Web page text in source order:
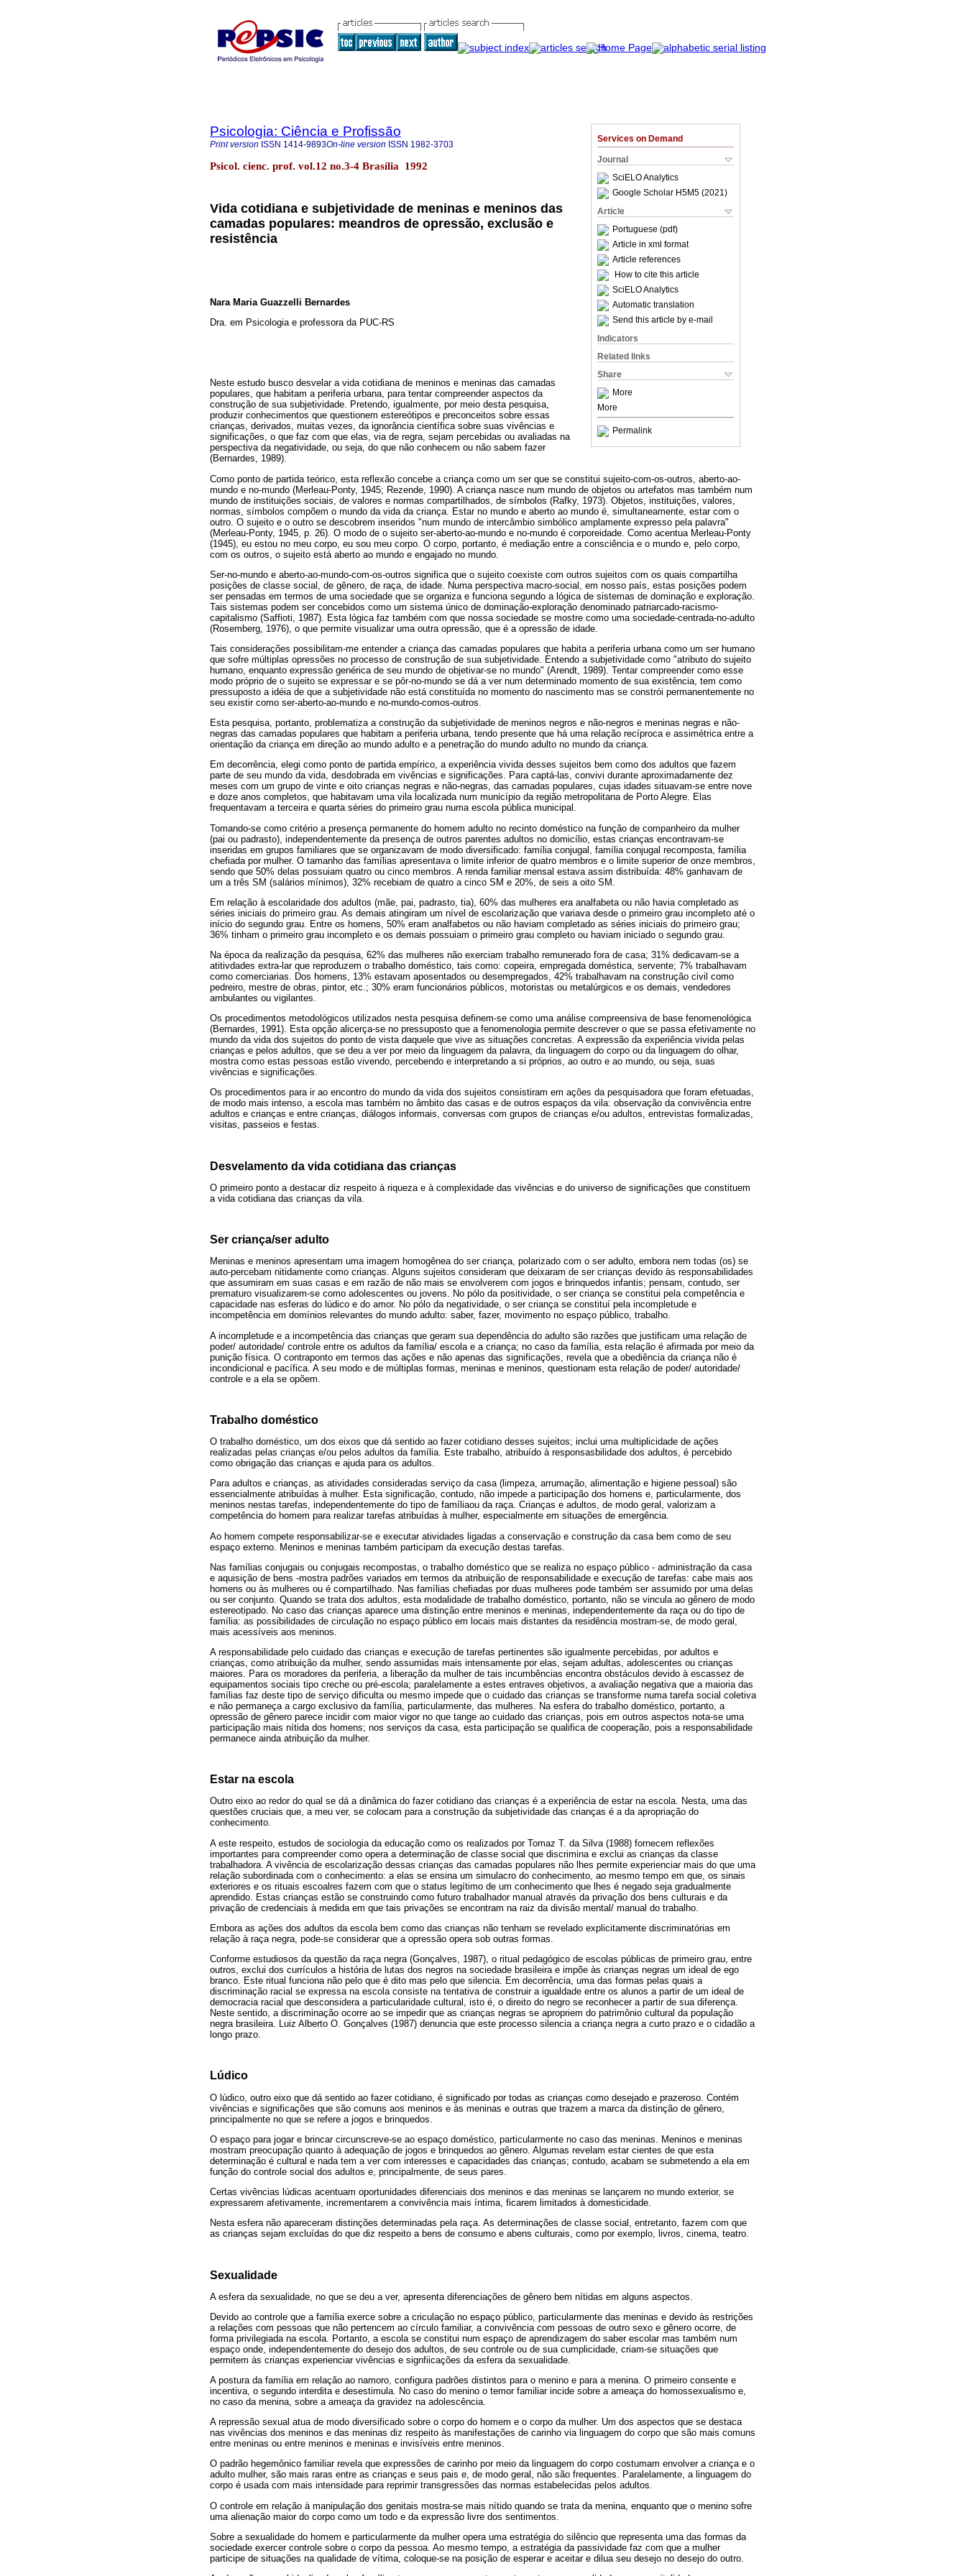
Services on Demand
Journal
SciELO Analytics
Google Scholar H5M5 (2021)
Article
Portuguese (pdf)
Article in xml format
Article references
How to cite this article
SciELO Analytics
Automatic translation
Send this article by e-mail
Indicators
Related links
Share
More
More
Permalink
Psicologia: Ciência e Profissão
Print version ISSN 1414-9893On-line version ISSN 1982-3703
Psicol. cienc. prof. vol.12 no.3-4 Brasília 1992
Vida cotidiana e subjetividade de meninas e meninos das
camadas populares: meandros de opressão, exclusão e
resistência
Nara Maria Guazzelli Bernardes
Dra. em Psicologia e professora da PUC-RS
Neste estudo busco desvelar a vida cotidiana de meninos e meninas das camadas
populares, que habitam a periferia urbana, para tentar compreender aspectos da
construção de sua subjetividade. Pretendo, igualmente, por meio desta pesquisa,
produzir conhecimentos que questionem estereótipos e preconceitos sobre essas
crianças, derivados, muitas vezes, da ignorância científica sobre suas vivências e
significações, o que faz com que elas, via de regra, sejam percebidas ou avaliadas na
perspectiva da negatividade, ou seja, do que não conhecem ou não sabem fazer
(Bernardes, 1989).
Como ponto de partida teórico, esta reflexão concebe a criança como um ser que se constitui sujeito-com-os-outros, aberto-ao-
mundo e no-mundo (Merleau-Ponty, 1945; Rezende, 1990). A criança nasce num mundo de objetos ou artefatos mas também num
mundo de instituições sociais, de valores e normas compartilhados, de símbolos (Rafky, 1973). Objetos, instituições, valores,
normas, símbolos compõem o mundo da vida da criança. Estar no mundo e aberto ao mundo é, simultaneamente, estar com o
outro. O sujeito e o outro se descobrem inseridos "num mundo de intercâmbio simbólico amplamente expresso pela palavra"
(Merleau-Ponty, 1945, p. 26). O modo de o sujeito ser-aberto-ao-mundo e no-mundo é corporeidade. Como acentua Merleau-Ponty
(1945), eu estou no meu corpo, eu sou meu corpo. O corpo, portanto, é mediação entre a consciência e o mundo e, pelo corpo,
com os outros, o sujeito está aberto ao mundo e engajado no mundo.
Ser-no-mundo e aberto-ao-mundo-com-os-outros significa que o sujeito coexiste com outros sujeitos com os quais compartilha
posições de classe social, de gênero, de raça, de idade. Numa perspectiva macro-social, em nosso país, estas posições podem
ser pensadas em termos de uma sociedade que se organiza e funciona segundo a lógica de sistemas de dominação e exploração.
Tais sistemas podem ser concebidos como um sistema único de dominação-exploração denominado patriarcado-racismo-
capitalismo (Saffioti, 1987). Esta lógica faz também com que nossa sociedade se mostre como uma sociedade-centrada-no-adulto
(Rosemberg, 1976), o que permite visualizar uma outra opressão, que é a opressão de idade.
Tais considerações possibilitam-me entender a criança das camadas populares que habita a periferia urbana como um ser humano
que sofre múltiplas opressões no processo de construção de sua subjetividade. Entendo a subjetividade como "atributo do sujeito
humano, enquanto expressão genérica de seu mundo de objetivar-se no mundo" (Arendt, 1989). Tentar compreender como esse
modo próprio de o sujeito se expressar e se pôr-no-mundo se dá a ver num determinado momento de sua existência, tem como
pressuposto a idéia de que a subjetividade não está constituída no momento do nascimento mas se constrói permanentemente no
seu existir como ser-aberto-ao-mundo e no-mundo-comos-outros.
Esta pesquisa, portanto, problematiza a construção da subjetividade de meninos negros e não-negros e meninas negras e não-
negras das camadas populares que habitam a periferia urbana, tendo presente que há uma relação recíproca e assimétrica entre a
orientação da criança em direção ao mundo adulto e a penetração do mundo adulto no mundo da criança.
Em decorrência, elegi como ponto de partida empírico, a experiência vivida desses sujeitos bem como dos adultos que fazem
parte de seu mundo da vida, desdobrada em vivências e significações. Para captá-las, convivi durante aproximadamente dez
meses com um grupo de vinte e oito crianças negras e não-negras, das camadas populares, cujas idades situavam-se entre nove
e doze anos completos, que habitavam uma vila localizada num município da região metropolitana de Porto Alegre. Elas
frequentavam a terceira e quarta séries do primeiro grau numa escola pública municipal.
Tomando-se como critério a presença permanente do homem adulto no recinto doméstico na função de companheiro da mulher
(pai ou padrasto), independentemente da presença de outros parentes adultos no domicílio, estas crianças encontravam-se
inseridas em grupos familiares que se organizavam de modo diversificado: família conjugal, família conjugal recomposta, família
chefiada por mulher. O tamanho das famílias apresentava o limite inferior de quatro membros e o limite superior de onze membros,
sendo que 50% delas possuiam quatro ou cinco membros. A renda familiar mensal estava assim distribuída: 48% ganhavam de
um a três SM (salários mínimos), 32% recebiam de quatro a cinco SM e 20%, de seis a oito SM.
Em relação à escolaridade dos adultos (mãe, pai, padrasto, tia), 60% das mulheres era analfabeta ou não havia completado as
séries iniciais do primeiro grau. As demais atingiram um nível de escolarização que variava desde o primeiro grau incompleto até o
início do segundo grau. Entre os homens, 50% eram analfabetos ou não haviam completado as séries iniciais do primeiro grau;
36% tinham o primeiro grau incompleto e os demais possuiam o primeiro grau completo ou haviam iniciado o segundo grau.
Na época da realização da pesquisa, 62% das mulheres não exerciam trabalho remunerado fora de casa; 31% dedicavam-se a
atitivdades extra-lar que reproduzem o trabalho doméstico, tais como: copeira, empregada doméstica, servente; 7% trabalhavam
como comerciarias. Dos homens, 13% estavam aposentados ou desempregados, 42% trabalhavam na construção civil como
pedreiro, mestre de obras, pintor, etc.; 30% eram funcionários públicos, motoristas ou metalúrgicos e os demais, vendedores
ambulantes ou vigilantes.
Os procedimentos metodológicos utilizados nesta pesquisa definem-se como uma análise compreensiva de base fenomenológica
(Bernardes, 1991). Esta opção alicerça-se no pressuposto que a fenomenologia permite descrever o que se passa efetivamente no
mundo da vida dos sujeitos do ponto de vista daquele que vive as situações concretas. A expressão da experiência vivida pelas
crianças e pelos adultos, que se deu a ver por meio da linguagem da palavra, da linguagem do corpo ou da linguagem do olhar,
mostra como estas pessoas estão vivendo, percebendo e interpretando a si próprios, ao outro e ao mundo, ou seja, suas
vivências e significações.
Os procedimentos para ir ao encontro do mundo da vida dos sujeitos consistiram em ações da pesquisadora que foram efetuadas,
de modo mais intenso, a escola mas também no âmbito das casas e de outros espaços da vila: observação da convivência entre
adultos e crianças e entre crianças, diálogos informais, conversas com grupos de crianças e/ou adultos, entrevistas formalizadas,
visitas, passeios e festas.
Desvelamento da vida cotidiana das crianças
O primeiro ponto a destacar diz respeito à riqueza e à complexidade das vivências e do universo de significações que constituem
a vida cotidiana das crianças da vila.
Ser criança/ser adulto
Meninas e meninos apresentam uma imagem homogênea do ser criança, polarizado com o ser adulto, embora nem todas (os) se
auto-percebam nitidamente como crianças. Alguns sujeitos consideram que deixaram de ser crianças devido às responsabilidades
que assumiram em suas casas e em razão de não mais se envolverem com jogos e brinquedos infantis; pensam, contudo, ser
prematuro visualizarem-se como adolescentes ou jovens. No pólo da positividade, o ser criança se constitui pela competência e
capacidade nas esferas do lúdico e do amor. No pólo da negatividade, o ser criança se constituí pela incompletude e
incompetência em domínios relevantes do mundo adulto: saber, fazer, movimento no espaço público, trabalho.
A incompletude e a incompetência das crianças que geram sua dependência do adulto são razões que justificam uma relação de
poder/ autoridade/ controle entre os adultos da família/ escola e a criança; no caso da família, esta relação é afirmada por meio da
punição física. O contraponto em termos das ações e não apenas das significações, revela que a obediência da criança não é
incondicional e pacífica. A seu modo e de múltiplas formas, meninas e meninos, questionam esta relação de poder/ autoridade/
controle e a ela se opõem.
Trabalho doméstico
O trabalho doméstico, um dos eixos que dá sentido ao fazer cotidiano desses sujeitos; inclui uma multiplicidade de ações
realizadas pelas crianças e/ou pelos adultos da família. Este trabalho, atribuído à responsasbilidade dos adultos, é percebido
como obrigação das crianças e ajuda para os adultos.
Para adultos e crianças, as atividades consideradas serviço da casa (limpeza, arrumação, alimentação e higiene pessoal) são
essencialmente atribuídas à mulher. Esta significação, contudo, não impede a participação dos homens e, particularmente, dos
meninos nestas tarefas, independentemente do tipo de famíliaou da raça. Crianças e adultos, de modo geral, valorizam a
competência do homem para realizar tarefas atribuídas à mulher, especialmente em situações de emergência.
Ao homem compete responsabilizar-se e executar atividades ligadas a conservação e construção da casa bem como de seu
espaço externo. Meninos e meninas também participam da execução destas tarefas.
Nas famílias conjugais ou conjugais recompostas, o trabalho doméstico que se realiza no espaço público - administração da casa
e aquisição de bens -mostra padrões variados em termos da atribuição de responsabilidade e execução de tarefas: cabe mais aos
homens ou às mulheres ou é compartilhado. Nas famílias chefiadas por duas mulheres pode também ser assumido por uma delas
ou ser conjunto. Quando se trata dos adultos, esta modalidade de trabalho doméstico, portanto, não se vincula ao gênero de modo
estereotipado. No caso das crianças aparece uma distinção entre meninos e meninas, independentemente da raça ou do tipo de
família: as possibilidades de circulação no espaço público em locais mais distantes da residência mostram-se, de modo geral,
mais acessíveis aos meninos.
A responsabilidade pelo cuidado das crianças e execução de tarefas pertinentes são igualmente percebidas, por adultos e
crianças, como atribuição da mulher, sendo assumidas mais intensamente por elas, sejam adultas, adolescentes ou crianças
maiores. Para os moradores da periferia, a liberação da mulher de tais incumbências encontra obstáculos devido à escassez de
equipamentos sociais tipo creche ou pré-escola; paralelamente a estes entraves objetivos, a avaliação negativa que a maioria das
famílias faz deste tipo de serviço dificulta ou mesmo impede que o cuidado das crianças se transforme numa tarefa social coletiva
e não permaneça a cargo exclusivo da família, particularmente, das mulheres. Na esfera do trabalho doméstico, portanto, a
opressão de gênero parece incidir com maior vigor no que tange ao cuidado das crianças, pois em outros aspectos nota-se uma
participação mais nítida dos homens; nos serviços da casa, esta participação se qualifica de cooperação, pois a responsabilidade
permanece ainda atribuição da mulher.
Estar na escola
Outro eixo ao redor do qual se dá a dinâmica do fazer cotidiano das crianças é a experiência de estar na escola. Nesta, uma das
questões cruciais que, a meu ver, se colocam para a construção da subjetividade das crianças é a da apropriação do
conhecimento.
A este respeito, estudos de sociologia da educação como os realizados por Tomaz T. da Silva (1988) fornecem reflexões
importantes para compreender como opera a determinação de classe social que discrimina e exclui as crianças da classe
trabalhadora. A vivência de escolarização dessas crianças das camadas populares não lhes permite experienciar mais do que uma
relação subordinada com o conhecimento: a elas se ensina um simulacro do conhecimento, ao mesmo tempo em que, os sinais
exteriores e os rituais escoalres fazem com que o status legítimo de um conhecimento que lhes é negado seja gradualmente
aprendido. Estas crianças estão se construindo como futuro trabalhador manual através da privação dos bens culturais e da
privação de credenciais à medida em que tais privações se encontram na raiz da divisão mental/ manual do trabalho.
Embora as ações dos adultos da escola bem como das crianças não tenham se revelado explicitamente discriminatórias em
relação à raça negra, pode-se considerar que a opressão opera sob outras formas.
Conforme estudiosos da questão da raça negra (Gonçalves, 1987), o ritual pedagógico de escolas públicas de primeiro grau, entre
outros, exclui dos currículos a história de lutas dos negros na sociedade brasileira e impõe às crianças negras um ideal de ego
branco. Este ritual funciona não pelo que é dito mas pelo que silencia. Em decorrência, uma das formas pelas quais a
discriminação racial se expressa na escola consiste na tentativa de construir a igualdade entre os alunos a partir de um ideal de
democracia racial que desconsidera a particularidade cultural, isto é, o direito do negro se reconhecer a partir de sua diferença.
Neste sentido, a discriminação ocorre ao se impedir que as crianças negras se apropriem do patrimônio cultural da população
negra brasileira. Luiz Alberto O. Gonçalves (1987) denuncia que este processo silencia a criança negra a curto prazo e o cidadão a
longo prazo.
Lúdico
O lúdico, outro eixo que dá sentido ao fazer cotidiano, é significado por todas as crianças como desejado e prazeroso. Contém
vivências e significações que são comuns aos meninos e às meninas e outras que trazem a marca da distinção de gênero,
principalmente no que se refere a jogos e brinquedos.
O espaço para jogar e brincar circunscreve-se ao espaço doméstico, particularmente no caso das meninas. Meninos e meninas
mostram preocupação quanto à adequação de jogos e brinquedos ao gênero. Algumas revelam estar cientes de que esta
determinação é cultural e nada tem a ver com interesses e capacidades das crianças; contudo, acabam se submetendo a ela em
função do controle social dos adultos e, principalmente, de seus pares.
Certas vivências lúdicas acentuam oportunidades diferenciais dos meninos e das meninas se lançarem no mundo exterior, se
expressarem afetivamente, incrementarem a convivência mais íntima, ficarem limitados à domesticidade.
Nesta esfera não apareceram distinções determinadas pela raça. As determinações de classe social, entretanto, fazem com que
as crianças sejam excluídas do que diz respeito a bens de consumo e abens culturais, como por exemplo, livros, cinema, teatro.
Sexualidade
A esfera da sexualidade, no que se deu a ver, apresenta diferenciações de gênero bem nítidas em alguns aspectos.
Devido ao controle que a família exerce sobre a criculação no espaço público, particularmente das meninas e devido às restrições
a relações com pessoas que não pertencem ao círculo familiar, a convivência com pessoas de outro sexo e gênero ocorre, de
forma privilegiada na escola. Portanto, a escola se constitui num espaço de aprendizagem do saber escolar mas também num
espaço onde, independentemente do desejo dos adultos, de seu controle ou de sua cumplicidade, criam-se situações que
permitem às crianças experienciar vivências e signfiicações da esfera da sexualidade.
A postura da família em relação ao namoro, configura padrões distintos para o menino e para a menina. O primeiro consente e
incentiva, o segundo interdita e desestimula. No caso do menino o temor familiar incide sobre a ameaça do homossexualismo e,
no caso da menina, sobre a ameaça da gravidez na adolescência.
A repressão sexual atua de modo diversificado sobre o corpo do homem e o corpo da mulher. Um dos aspectos que se destaca
nas vivências dos meninos e das meninas diz respeito às manifestações de carinho via linguagem do corpo que são mais comuns
entre meninas ou entre meninos e meninas e invisíveis entre meninos.
O padrão hegemônico familiar revela que expressões de carinho por meio da linguagem do corpo costumam envolver a criança e o
adulto mulher, são mais raras entre as crianças e seus pais e, de modo geral, não são frequentes. Paralelamente, a linguagem do
corpo é usada com mais intensidade para reprimir transgressões das normas estabelecidas pelos adultos.
O controle em relação à manipulação dos genitais mostra-se mais nítido quando se trata da menina, enquanto que o menino sofre
uma alienação maior do corpo como um todo e da expressão livre dos sentimentos.
Sobre a sexualidade do homem e particularmente da mulher opera uma estratégia do silêncio que representa uma das formas da
sociedade exercer controle sobre o corpo da pessoa. Ao mesmo tempo, a estratégia da passividade faz com que a mulher
participe de situações na qualidade de vítima, coloque-se na posição de esperar e aceitar e dilua seu desejo no desejo do outro.